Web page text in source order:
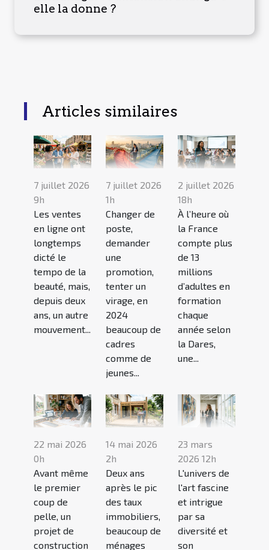
elle la donne ?
Articles similaires
7 juillet 2026
9h
Les ventes
en ligne ont
longtemps
dicté le
tempo de la
beauté, mais,
depuis deux
ans, un autre
mouvement...
7 juillet 2026
1h
Changer de
poste,
demander
une
promotion,
tenter un
virage, en
2024
beaucoup de
cadres
comme de
jeunes...
2 juillet 2026
18h
À l’heure où
la France
compte plus
de 13
millions
d’adultes en
formation
chaque
année selon
la Dares,
une...
22 mai 2026
0h
Avant même
le premier
coup de
pelle, un
projet de
construction
14 mai 2026
2h
Deux ans
après le pic
des taux
immobiliers,
beaucoup de
ménages
23 mars
2026 12h
L'univers de
l'art fascine
et intrigue
par sa
diversité et
son